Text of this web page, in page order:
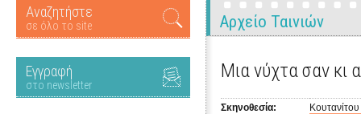
Αναζητήστε
σε όλο το site
Εγγραφή
στο newsletter
Αρχείο Ταινιών
Μια νύχτα σαν κι
Σκηνοθεσία: